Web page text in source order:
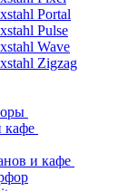
Portal
Pulse
Wave
Zigzag
кафе
и кафе